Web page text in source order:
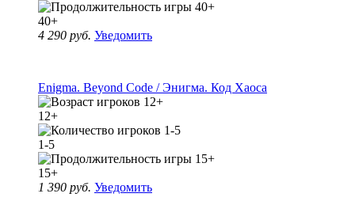
40+
4 290 руб. Уведомить
Enigma. Beyond Code / Энигма. Код Хаоса
12+
1-5
15+
1 390 руб. Уведомить